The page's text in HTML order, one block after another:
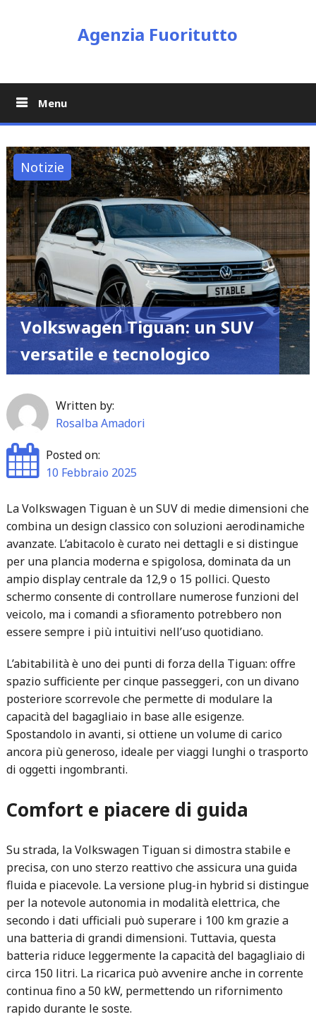
Agenzia Fuoritutto
Menu
Notizie
Volkswagen Tiguan: un SUV
versatile e tecnologico
Written by:
Rosalba Amadori
Posted on:
10 Febbraio 2025
La Volkswagen Tiguan è un SUV di medie dimensioni che
combina un design classico con soluzioni aerodinamiche
avanzate. L’abitacolo è curato nei dettagli e si distingue
per una plancia moderna e spigolosa, dominata da un
ampio display centrale da 12,9 o 15 pollici. Questo
schermo consente di controllare numerose funzioni del
veicolo, ma i comandi a sfioramento potrebbero non
essere sempre i più intuitivi nell’uso quotidiano.
L’abitabilità è uno dei punti di forza della Tiguan: offre
spazio sufficiente per cinque passeggeri, con un divano
posteriore scorrevole che permette di modulare la
capacità del bagagliaio in base alle esigenze.
Spostandolo in avanti, si ottiene un volume di carico
ancora più generoso, ideale per viaggi lunghi o trasporto
di oggetti ingombranti.
Comfort e piacere di guida
Su strada, la Volkswagen Tiguan si dimostra stabile e
precisa, con uno sterzo reattivo che assicura una guida
fluida e piacevole. La versione plug-in hybrid si distingue
per la notevole autonomia in modalità elettrica, che
secondo i dati ufficiali può superare i 100 km grazie a
una batteria di grandi dimensioni. Tuttavia, questa
batteria riduce leggermente la capacità del bagagliaio di
circa 150 litri. La ricarica può avvenire anche in corrente
continua fino a 50 kW, permettendo un rifornimento
rapido durante le soste.